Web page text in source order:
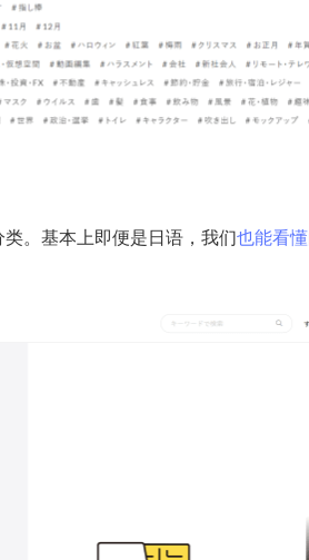
类。基本上即便是日语，我们也能看懂